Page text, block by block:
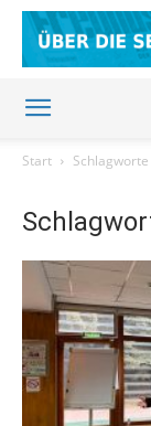
Start Schlagworte